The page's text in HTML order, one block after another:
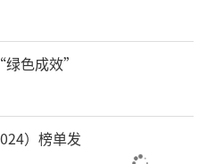
平台
。这是海尚海服务集团
的郑重承诺。在数字
色成效”
）榜单发